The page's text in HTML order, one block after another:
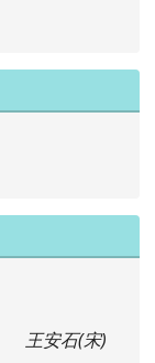
王安石(宋)